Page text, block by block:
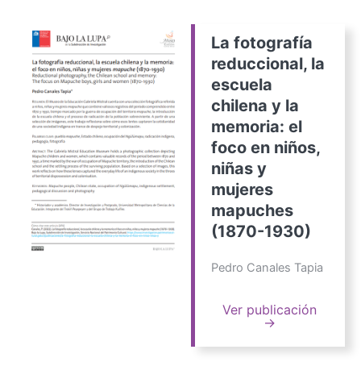
La fotografía
reduccional, la
escuela
chilena y la
memoria: el
foco en niños,
niñas y
mujeres
mapuches
(1870-1930)
Pedro Canales Tapia
Ver publicación
→